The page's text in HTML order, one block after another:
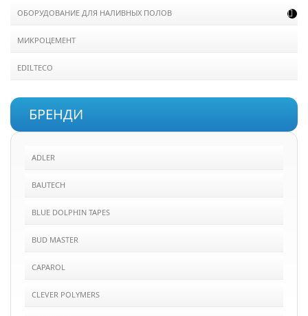
ОБОРУДОВАНИЕ ДЛЯ НАЛИВНЫХ ПОЛОВ 
МИКРОЦЕМЕНТ
EDILTECO
БРЕНДИ
ADLER
BAUTECH
BLUE DOLPHIN TAPES
BUD MASTER
CAPAROL
CLEVER POLYMERS